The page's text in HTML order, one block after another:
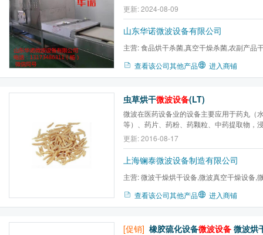
需在85℃左右的微波场中3~5分钟，即可达
远远超越传统的杀菌方式，不仅安全无害，
更新: 2024-08-09
山东华诺微波设备有限公司
主营:食品烘干杀菌,真空干燥杀菌,农副产品
查看该公司其他产品 进入商铺
虫草烘干微波设备(LT)
微波在医药设备业的设备主要应用于药丸（
等）、药片、药粉、药颗粒、中药提取物，
中西药材等的干燥与杀菌处理；及中药快速
来，我国医药加工业都是采用传统的加热干
用热风、远红外进行药品的干燥，用高温高
更新: 2016-08-17
上海镧泰微波设备制造有限公司
主营:微波干燥烘干设备,微波真空干燥设备,
查看该公司其他产品 进入商铺
[促销] 橡胶硫化设备微波设备 微波烘